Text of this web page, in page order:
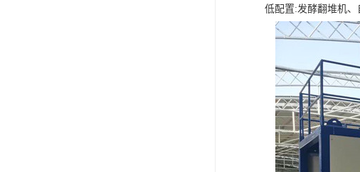
低配置:发酵翻堆机、